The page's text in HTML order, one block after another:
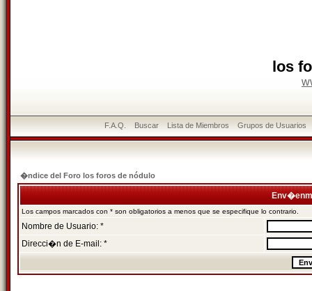
los
F.A.Q. Buscar Lista de Miembros Grupos de Usuarios
�ndice del Foro los foros de nódulo
Los campos marcados con * son obligatorios a menos que se especifique lo contrario.
Nombre de Usuario: *
Direcci�n de E-mail: *